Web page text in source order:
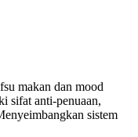
makan dan mood
sifat anti-penuaan,
sistem